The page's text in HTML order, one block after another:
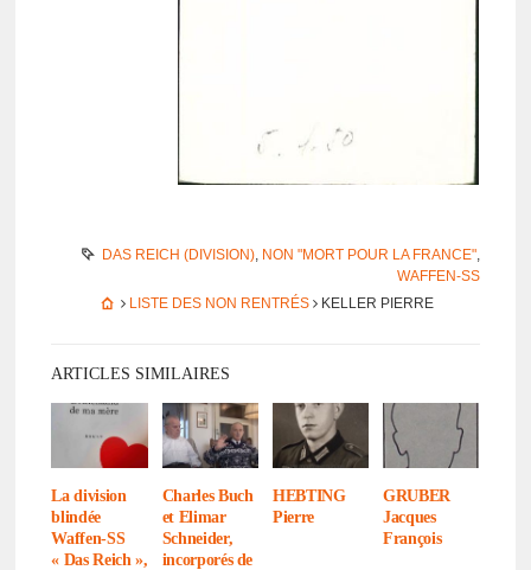
DAS REICH (DIVISION), NON "MORT POUR LA FRANCE",
WAFFEN-SS
LISTE DES NON RENTRÉS KELLER PIERRE
ARTICLES SIMILAIRES
La divi­sion
blin­dée
Waffen-SS
« Das Reich »,
Charles Buch
et Elimar
Schnei­der,
incor­po­rés de
HEBTING
Pierre
GRUBER
Jacques
François